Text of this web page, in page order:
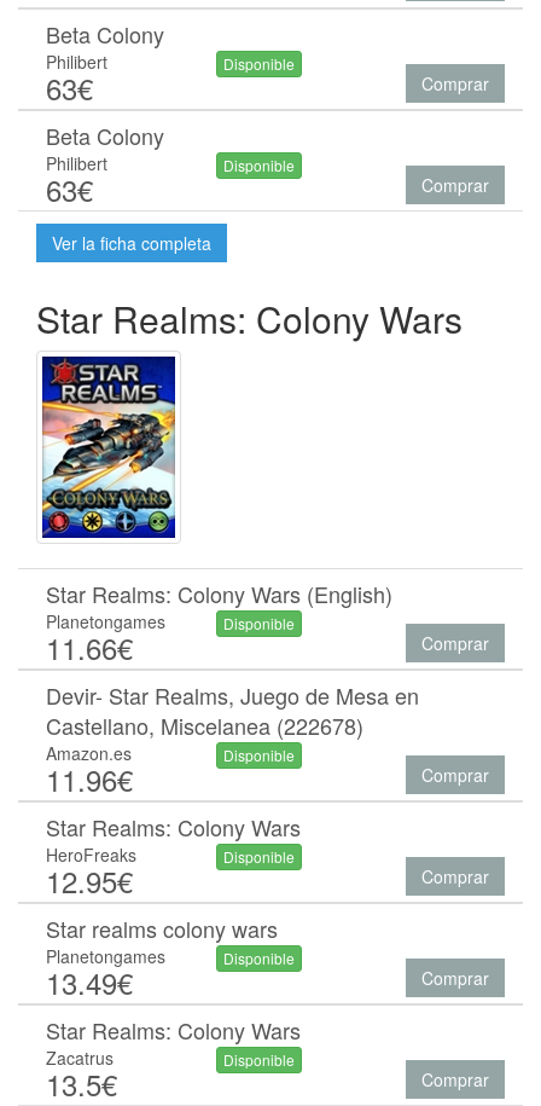
Beta Colony
Philibert
63€
Disponible
Comprar
Beta Colony
Philibert
63€
Disponible
Comprar
Ver la ficha completa
Star Realms: Colony Wars
Star Realms: Colony Wars (English)
Planetongames
11.66€
Disponible
Comprar
Devir- Star Realms, Juego de Mesa en
Castellano, Miscelanea (222678)
Amazon.es
11.96€
Disponible
Comprar
Star Realms: Colony Wars
HeroFreaks
12.95€
Disponible
Comprar
Star realms colony wars
Planetongames
13.49€
Disponible
Comprar
Star Realms: Colony Wars
Zacatrus
13.5€
Disponible
Comprar